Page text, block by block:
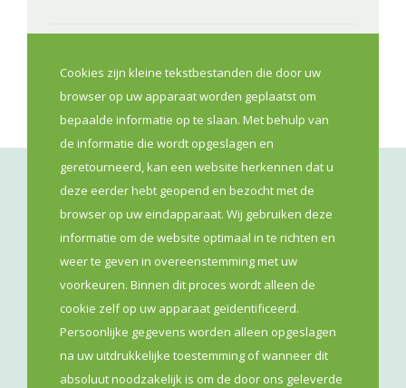
Cookies zijn kleine tekstbestanden die door uw
browser op uw apparaat worden geplaatst om
bepaalde informatie op te slaan. Met behulp van
de informatie die wordt opgeslagen en
geretourneerd, kan een website herkennen dat u
deze eerder hebt geopend en bezocht met de
browser op uw eindapparaat. Wij gebruiken deze
informatie om de website optimaal in te richten en
weer te geven in overeenstemming met uw
voorkeuren. Binnen dit proces wordt alleen de
cookie zelf op uw apparaat geïdentificeerd.
Persoonlijke gegevens worden alleen opgeslagen
na uw uitdrukkelijke toestemming of wanneer dit
absoluut noodzakelijk is om de door ons geleverde
VLAAMS APOTHEKERS NETWERK VZW
Lange Leemstraat 187
Antwerpen